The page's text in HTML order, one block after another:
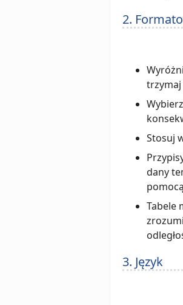
2.
Stosuj
dany
Tabele
3. Język